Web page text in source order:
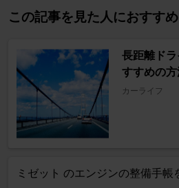
この記事を見た人におすすめ
長距離ド
すすめの
カーライフ
ミゼット のエンジンの整備手帳